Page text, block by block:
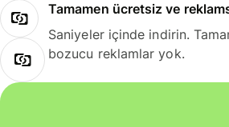
Tamamen ücretsiz ve
Saniyeler içinde indirin.
bozucu reklamlar yok.